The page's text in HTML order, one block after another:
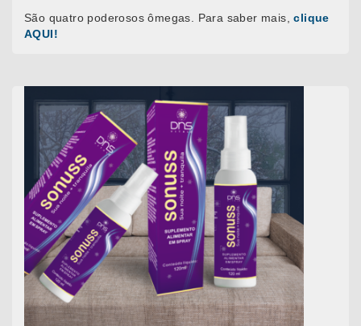
São quatro poderosos ômegas. Para saber mais,clique
AQUI!